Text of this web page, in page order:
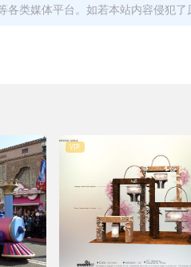
各类媒体平台。如若本站内容侵犯了
VIP